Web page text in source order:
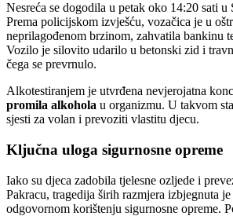
Nesreća se dogodila u petak oko 14:20 sati
Prema policijskom izvješću, vozačica je u
neprilagođenom brzinom, zahvatila bankinu
Vozilo je silovito udarilo u betonski zid i
čega se prevrnulo.
Alkotestiranjem je utvrđena nevjerojatna
promila alkohola u organizmu. U takvom
sjesti za volan i prevoziti vlastitu djecu.
Ključna uloga sigurnosne opreme
Iako su djeca zadobila tjelesne ozljede i
Pakracu, tragedija širih razmjera izbjegnuta
odgovornom korištenju sigurnosne opreme.